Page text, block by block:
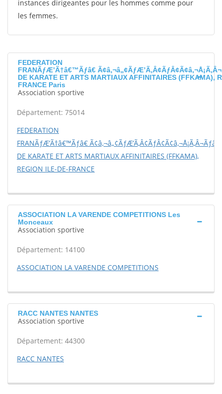
instances dirigeantes pour les hommes comme pour
les femmes.
FEDERATION
FRANÃƒÆ’Ã†â€™Ãƒâ€
DE KARATE ET ARTS MARTIAUX AFFINITAIRES (FFKAMA),
FRANCE Paris
Association sportive
Département: 75014
FEDERATION
FRANÃƒÆ’Ã†â€™Ãƒâ€
DE KARATE ET ARTS MARTIAUX AFFINITAIRES (FFKAMA),
REGION ILE-DE-FRANCE
ASSOCIATION LA VARENDE COMPETITIONS Les
Monceaux
Association sportive
Département: 14100
ASSOCIATION LA VARENDE COMPETITIONS
RACC NANTES NANTES
Association sportive
Département: 44300
RACC NANTES